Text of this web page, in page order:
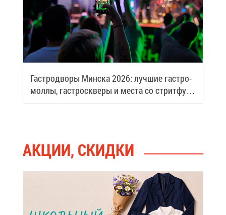
Га­стро­дво­ры Мин­ска 2026: луч­шие га­стро­
мол­лы, га­стро­скве­ры и ме­ста со стрит­фу­
дом
АК­ЦИИ, СКИД­КИ